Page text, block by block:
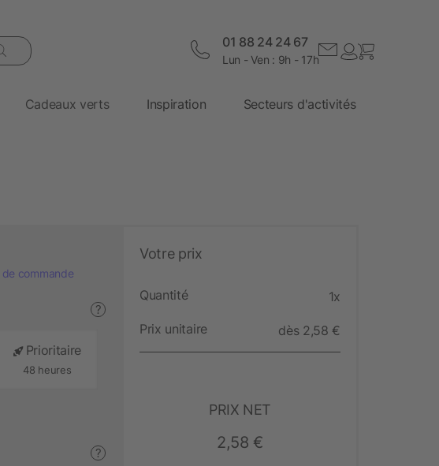
01 88 24 24 67
Lun - Ven : 9h - 17h
Cadeaux verts Inspiration Secteurs d'activités
commande
?
Prioritaire
48 heures
?
Votre prix
Quantité 1x
Prix unitaire dès 2,58 €
PRIX NET
2,58 €